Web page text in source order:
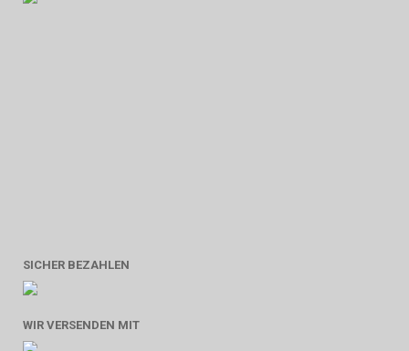
SICHER BEZAHLEN
WIR VERSENDEN MIT